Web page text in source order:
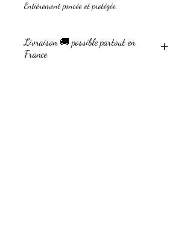
Entièrement poncée et protégée.
Livraison 🚚 possible partout en
France